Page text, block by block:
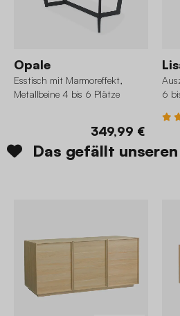
Opale
Esstisch mit Marmoreffekt,
Metallbeine 4 bis 6 Plätze
349,99 €
6
Das gefällt